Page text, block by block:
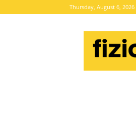
Thursday, August 6, 2026